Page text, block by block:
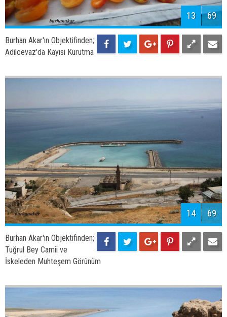
13 69
Burhan Akar'ın Objektifinden;
Adilcevaz'da Kayısı Kurutma
14 69
Burhan Akar'ın Objektifinden;
Tuğrul Bey Camii ve
İskeleden Muhteşem Görünüm